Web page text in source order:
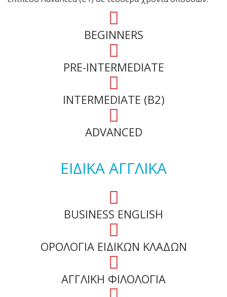
BEGINNERS
PRE-INTERMEDIATE
INTERMEDIATE (B2)
ADVANCED
ΕΙΔΙΚΑ ΑΓΓΛΙΚΑ
BUSINESS ENGLISH
ΟΡΟΛΟΓΙΑ ΕΙΔΙΚΩΝ ΚΛΑΔΩΝ
ΑΓΓΛΙΚΗ ΦΙΛΟΛΟΓΙΑ